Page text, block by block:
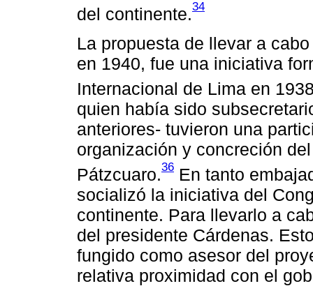
del continente.34
La propuesta de llevar a
en 1940, fue una iniciativa
Internacional de Lima en
quien había sido
anteriores- tuvieron una
organización y concreción
Pátzcuaro.36 En tanto
socializó la iniciativa del
continente. Para llevarlo a
del presidente Cárdenas.
fungido como asesor del
relativa proximidad con el